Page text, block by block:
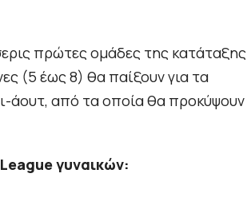
πρώτες ομάδες της κατάταξης
(5 έως 8) θα παίξουν για τα
άουτ, από τα οποία θα προκύψουν
γυναικών: